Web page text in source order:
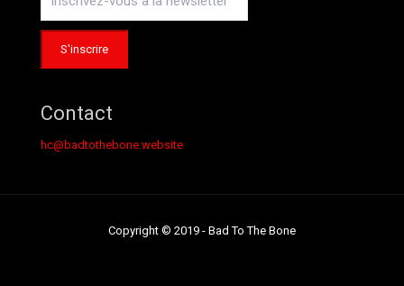
Contact
hc@badtothebone.website
Copyright © 2019 - Bad To The Bone